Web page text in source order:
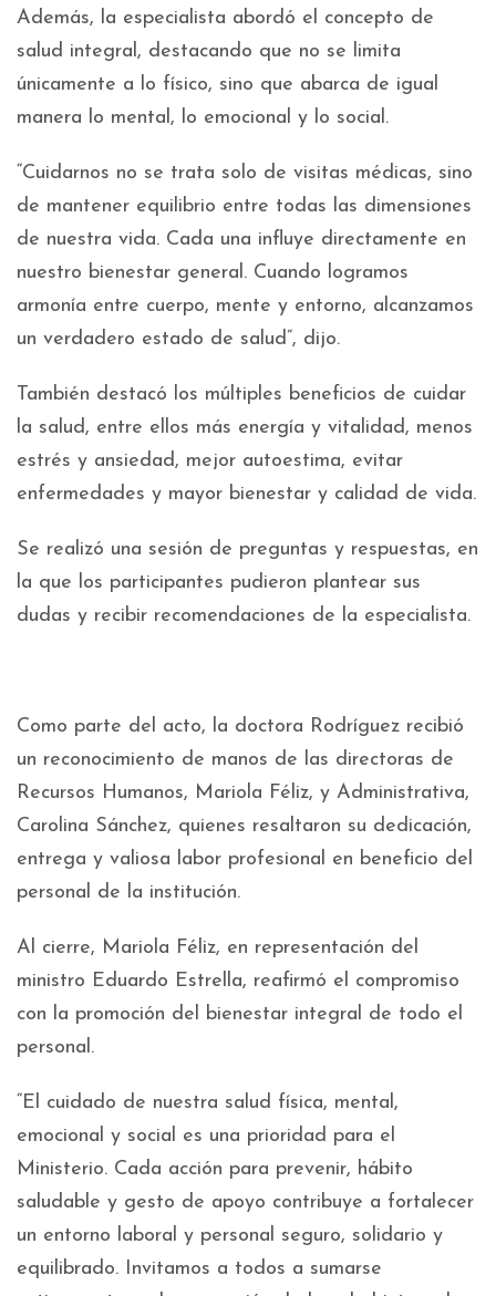
Además, la especialista abordó el concepto de
salud integral, destacando que no se limita
únicamente a lo físico, sino que abarca de igual
manera lo mental, lo emocional y lo social.
“Cuidarnos no se trata solo de visitas médicas, sino
de mantener equilibrio entre todas las dimensiones
de nuestra vida. Cada una influye directamente en
nuestro bienestar general. Cuando logramos
armonía entre cuerpo, mente y entorno, alcanzamos
un verdadero estado de salud”, dijo.
También destacó los múltiples beneficios de cuidar
la salud, entre ellos más energía y vitalidad, menos
estrés y ansiedad, mejor autoestima, evitar
enfermedades y mayor bienestar y calidad de vida.
Se realizó una sesión de preguntas y respuestas, en
la que los participantes pudieron plantear sus
dudas y recibir recomendaciones de la especialista.
Como parte del acto, la doctora Rodríguez recibió
un reconocimiento de manos de las directoras de
Recursos Humanos, Mariola Féliz, y Administrativa,
Carolina Sánchez, quienes resaltaron su dedicación,
entrega y valiosa labor profesional en beneficio del
personal de la institución.
Al cierre, Mariola Féliz, en representación del
ministro Eduardo Estrella, reafirmó el compromiso
con la promoción del bienestar integral de todo el
personal.
“El cuidado de nuestra salud física, mental,
emocional y social es una prioridad para el
Ministerio. Cada acción para prevenir, hábito
saludable y gesto de apoyo contribuye a fortalecer
un entorno laboral y personal seguro, solidario y
equilibrado. Invitamos a todos a sumarse